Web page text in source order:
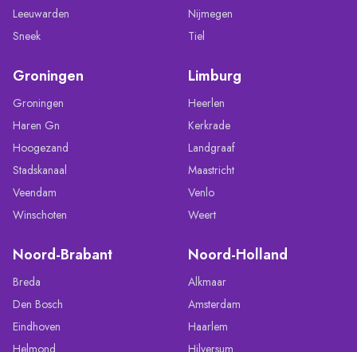
Leeuwarden
Sneek
Nijmegen
Tiel
Groningen
Groningen
Haren Gn
Hoogezand
Stadskanaal
Veendam
Winschoten
Limburg
Heerlen
Kerkrade
Landgraaf
Maastricht
Venlo
Weert
Noord-Brabant
Breda
Den Bosch
Eindhoven
Helmond
Noord-Holland
Alkmaar
Amsterdam
Haarlem
Hilversum